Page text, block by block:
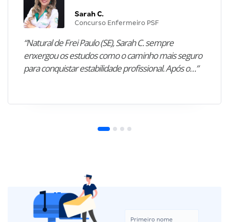
Sarah C.
Concurso Enfermeiro PSF
“Natural de Frei Paulo (SE), Sarah C. sempre
enxergou os estudos como o caminho mais seguro
para conquistar estabilidade profissional. Após o…”